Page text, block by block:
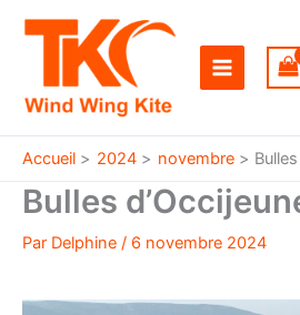
Accueil 2024 novembre
Bulles
Par Delphine / 6 novembre 2024